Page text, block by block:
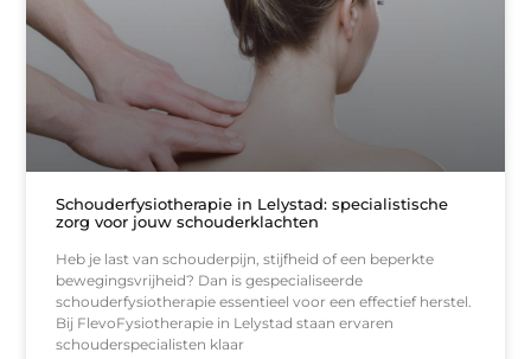
Schouderfysiotherapie in Lelystad: specialistische
zorg voor jouw schouderklachten
Heb je last van schouderpijn, stijfheid of een beperkte
bewegingsvrijheid? Dan is gespecialiseerde
schouderfysiotherapie essentieel voor een effectief herstel.
Bij FlevoFysiotherapie in Lelystad staan ervaren
schouderspecialisten klaar